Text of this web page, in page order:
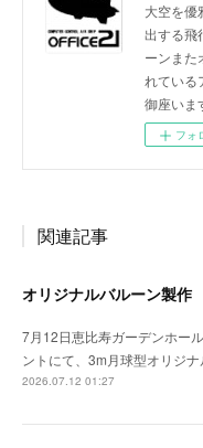
大空を優
出する飛
ーンまた
れている
御座いま
フォ
関連記事
オリジナルバルーン製作
7月12日恵比寿ガーデンホー
ントにて、3m月球型オリジ
2026.07.12 01:27